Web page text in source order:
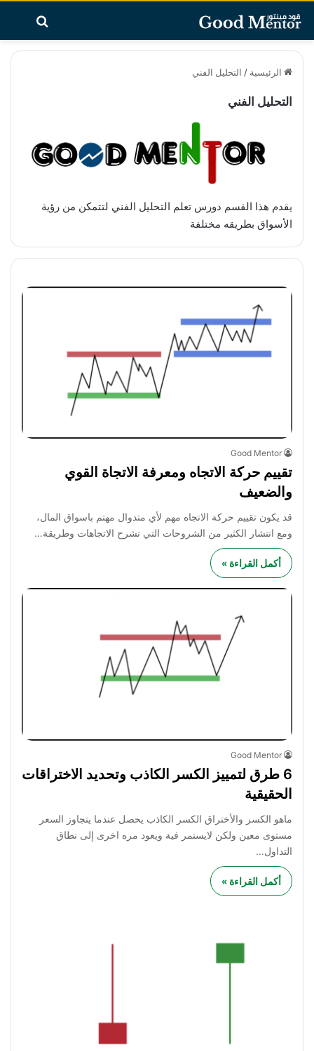
تسجيل
الرئيسية / التحليل الفني
التحليل الفني
يقدم هذا القسم دورس تعلم التحليل الفني لتتمكن من رؤية
الأسواق بطريقه مختلفة
Good Mentor
تقييم حركة الاتجاه ومعرفة الاتجاة القوي
والضعيف
قد يكون تقييم حركة الاتجاه مهم لأي متدوال مهتم باسواق المال،
ومع انتشار الكثير من الشروحات التي تشرح الاتجاهات وطريقة…
أكمل القراءة »
Good Mentor
6 طرق لتمييز الكسر الكاذب وتحديد الاختراقات
الحقيقية
ماهو الكسر والأختراق الكسر الكاذب يحصل عندما يتجاوز السعر
مستوى معين ولكن لايستمر فية ويعود مره اخرى إلى نطاق
التداول…
أكمل القراءة »